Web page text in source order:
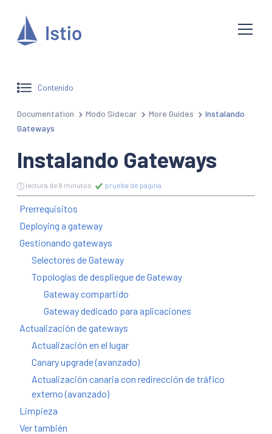
Contenido
Documentation Modo Sidecar More Guides
Instalando
Gateways
Instalando Gateways
lectura de 8 minutos prueba de página
Prerrequisitos
Deploying a gateway
Gestionando gateways
Selectores de Gateway
Topologías de despliegue de Gateway
Gateway compartido
Gateway dedicado para aplicaciones
Actualización de gateways
Actualización en el lugar
Canary upgrade (avanzado)
Actualización canaria con redirección de tráfico
externo (avanzado)
Limpieza
Ver también